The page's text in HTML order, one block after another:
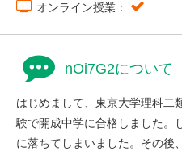
オンライン授業：
nOi7G2について
はじめまして、東京大学理科二
験で開成中学に合格しました。
に落ちてしまいました。その後